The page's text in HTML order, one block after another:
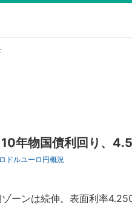
年物国債利回り、
ドルユーロ円概況
ーンは続伸。表面利率